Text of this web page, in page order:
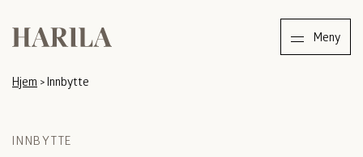
Meny
Hjem >Innbytte
INNBYTTE